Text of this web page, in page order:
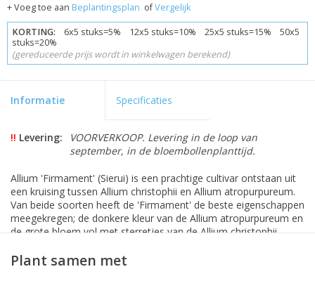
+ Voeg toe aan Beplantingsplan ofVergelijk
KORTING: 6x5 stuks=5% 12x5 stuks=10% 25x5 stuks=15% 50x5
stuks=20%
(gereduceerde prijs wordt in winkelwagen berekend)
Informatie Specificaties
!! Levering:
VOORVERKOOP. Levering in de loop van
september, in de bloembollenplanttijd.
Allium 'Firmament' (Sierui) is een prachtige cultivar ontstaan uit
een kruising tussen Allium christophii en Allium atropurpureum.
Van beide soorten heeft de 'Firmament' de beste eigenschappen
meegekregen; de donkere kleur van de Allium atropurpureum en
de grote bloem vol met sterretjes van de Allium christophii.
Allium 'Firmament' wordt middelhoog en staat stevig op de
Plant samen met